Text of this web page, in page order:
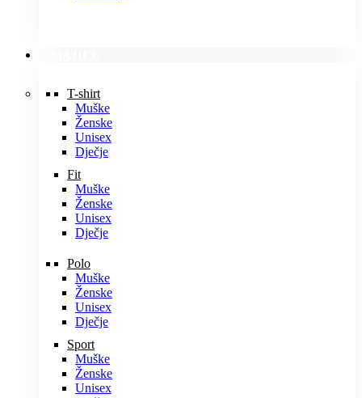
T-shirt
Muške
Ženske
Unisex
Dječje
Fit
Muške
Ženske
Unisex
Dječje
Polo
Muške
Ženske
Unisex
Dječje
Sport
Muške
Ženske
Unisex